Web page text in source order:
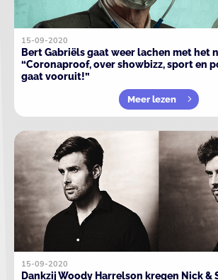
15-09-2020
Bert Gabriëls gaat weer lachen met het
“Coronaproof, over showbizz, sport en
gaat vooruit!”
Meer lezen
15-09-2020
Dankzij Woody Harrelson kregen Nick &